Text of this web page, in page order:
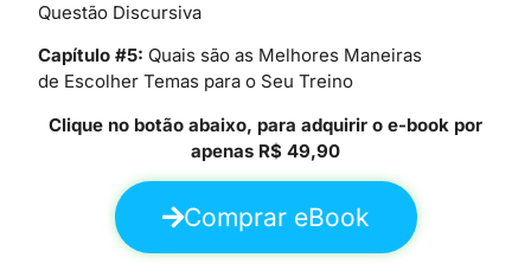
Questão Discursiva
Capítulo #5: Quais são as Melhores Maneiras
de Escolher Temas para o Seu Treino
Clique no botão abaixo, para adquirir o e-book por
apenas R$ 49,90
Comprar eBook